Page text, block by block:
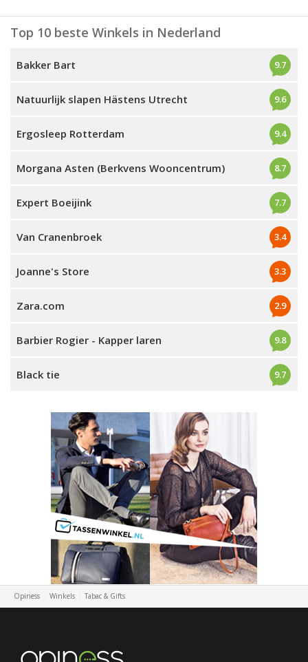
Top 10 beste Winkels in Nederland
Bakker Bart 9.7
Natuurlijk slapen Hästens Utrecht 9.6
Ergosleep Rotterdam 9.4
Morgana Asten (Berkvens Wooncentrum) 8.7
Expert Boeijink 7.7
Van Cranenbroek 3.4
Joanne's Store 3.3
Zara.com 2.9
Barbier Rogier - Kapper laren 9.8
Black tie 9.7
Opiness Winkels Tabac & Gifts